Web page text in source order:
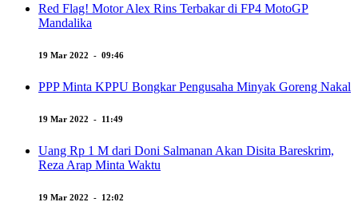
Red Flag! Motor Alex Rins Terbakar di FP4 MotoGP
Mandalika
19 Mar 2022 - 09:46
PPP Minta KPPU Bongkar Pengusaha Minyak Goreng Nakal
19 Mar 2022 - 11:49
Uang Rp 1 M dari Doni Salmanan Akan Disita Bareskrim,
Reza Arap Minta Waktu
19 Mar 2022 - 12:02